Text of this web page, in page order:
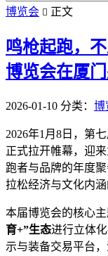
博览会  正文
鸣枪起跑，
博览会在厦
2026-01-10 分类： 博
2026年1月8日，第
正式拉开帷幕，迎
跑者与品牌的年度
拉松经济与文化内涵
本届博览会的核心
育+”生态进行立体
示与装备交易平台